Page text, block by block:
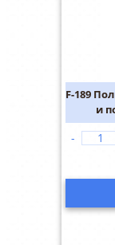
F-189
и
-